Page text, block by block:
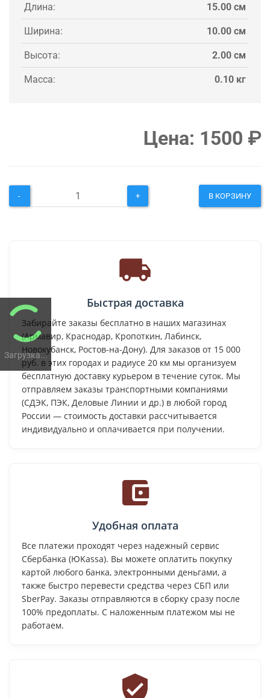
Загрузка...
Длина: 15.00 см
Ширина: 10.00 см
Высота: 2.00 см
Масса: 0.10 кг
Цена: 1500 ₽
- + В КОРЗИНУ
Быстрая доставка
Забирайте заказы бесплатно в наших магазинах
(Армавир, Краснодар, Кропоткин, Лабинск,
Новокубанск, Ростов-на-Дону). Для заказов от 15 000
руб. в этих городах и радиусе 20 км мы организуем
бесплатную доставку курьером в течение суток. Мы
отправляем заказы транспортными компаниями
(СДЭК, ПЭК, Деловые Линии и др.) в любой город
России — стоимость доставки рассчитывается
индивидуально и оплачивается при получении.
Удобная оплата
Все платежи проходят через надежный сервис
Сбербанка (ЮKassa). Вы можете оплатить покупку
картой любого банка, электронными деньгами, а
также быстро перевести средства через СБП или
SberPay. Заказы отправляются в сборку сразу после
100% предоплаты. С наложенным платежом мы не
работаем.